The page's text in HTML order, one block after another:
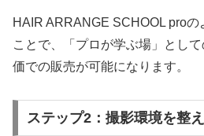
HAIR ARRANGE SCHOOL pro
ことで、「プロが学ぶ場」とし
価での販売が可能になります。
ステップ2：撮影環境を整